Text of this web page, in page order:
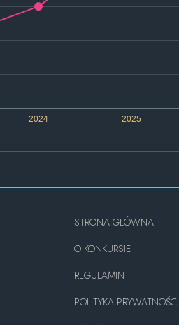
2024 2025
STRONA GŁÓWNA
O KONKURSIE
REGULAMIN
POLITYKA PRYWATNOŚCI